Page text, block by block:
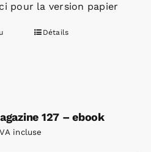
pour la version papier
Détails
127 – ebook
incluse